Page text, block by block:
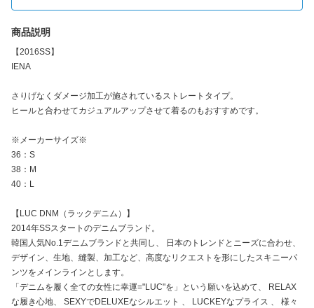
商品説明
【2016SS】
IENA
さりげなくダメージ加工が施されているストレートタイプ。
ヒールと合わせてカジュアルアップさせて着るのもおすすめです。
※メーカーサイズ※
36：S
38：M
40：L
【LUC DNM（ラックデニム）】
2014年SSスタートのデニムブランド。
韓国人気No.1デニムブランドと共同し、 日本のトレンドとニーズに合わせ、
デザイン、生地、縫製、加工など、高度なリクエストを形にしたスキニーパ
ンツをメインラインとします。
「デニムを履く全ての女性に幸運="LUC"を」という願いを込めて、 RELAX
な履き心地、 SEXYでDELUXEなシルエット 、 LUCKEYなプライス 、 様々